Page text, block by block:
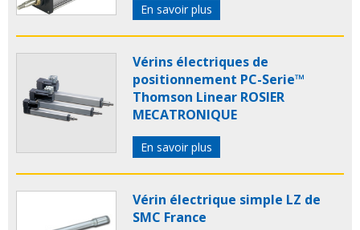
En savoir plus
Vérins électriques de
positionnement PC-Serie™
Thomson Linear ROSIER
MECATRONIQUE
En savoir plus
Vérin électrique simple LZ de
SMC France